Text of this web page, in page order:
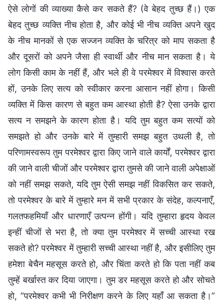
ऐसे लोगों की व्याख्या कैसे कर सकते हैं? (वे बेहद तुच्छ हैं।) एक
बेहद तुच्छ व्यक्ति नीच होता है, और कोई भी नीच व्यक्ति अपने खुद
के नीच मानकों से एक सज्जन व्यक्ति के चरित्र को माप सकता है
और दूसरों को अपने जैसा ही स्वार्थी और नीच मान सकता है। ये
लोग किसी काम के नहीं हैं, और भले ही वे परमेश्वर में विश्वास करते
हों, उनके लिए सत्य को स्वीकार करना आसान नहीं होगा। किसी
व्यक्ति में किस कारण से बहुत कम आस्था होती है? ऐसा उनके द्वारा
सत्य न समझने के कारण होता है। यदि तुम बहुत कम सत्यों को
समझते हो और उनके बारे में तुम्हारी समझ बहुत उथली है, तो
परिणामस्वरूप तुम परमेश्वर द्वारा किए जाने वाले कार्यों, परमेश्वर द्वारा
की जाने वाली चीजों और परमेश्वर द्वारा तुमसे की जाने वाली अपेक्षाओं
को नहीं समझ सकते, यदि तुम ऐसी समझ नहीं विकसित कर सकते,
तो परमेश्वर के बारे में तुम्हारे मन में सभी प्रकार के संदेह, कल्पनाएँ,
गलतफहमियाँ और धारणाएँ उत्पन्न होंगी। यदि तुम्हारा हृदय केवल
इन्हीं चीजों से भरा है, तो क्या तुम परमेश्वर में सच्ची आस्था रख
सकते हो? परमेश्वर में तुम्हारी सच्ची आस्था नहीं है, और इसीलिए तुम
हमेशा बेचैन महसूस करते हो, और चिंता करते हो कि पता नहीं कब
तुम्हें बर्खास्त कर दिया जाएगा। तुम डर महसूस करते हो और सोचते
हो, “परमेश्वर कभी भी निरीक्षण करने के लिए यहाँ आ सकता है।”